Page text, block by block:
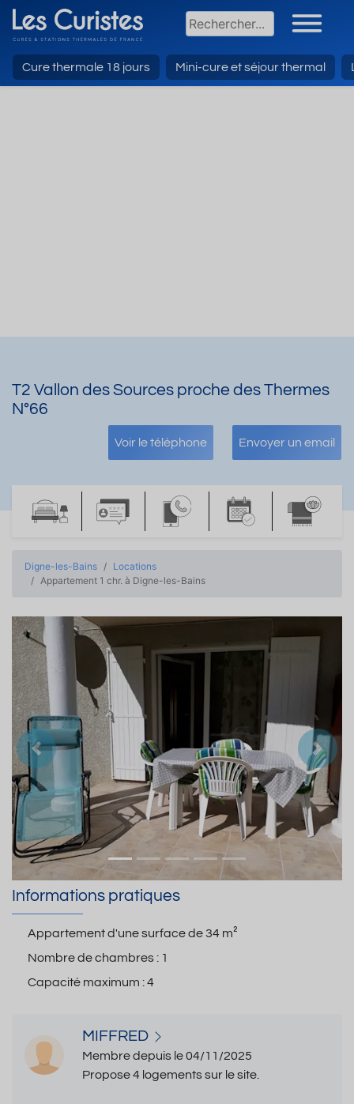
Cure thermale 18 jours Mini-cure et séjour thermal
T2 Vallon des Sources proche des Thermes
N°66
Voir le téléphone Envoyer un email
Digne-les-Bains
Locations
Appartement 1 chr. à Digne-les-Bains
Précedent
Informations pratiques
Appartement d'une surface de34 m²
Nombre de chambres : 1
Capacité maximum :4
MIFFRED
Membre depuis le 04/11/2025
Propose 4 logements sur le site.